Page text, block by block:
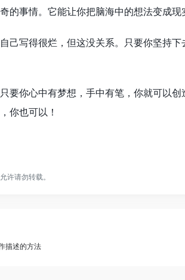
的事情。它能让你把脑海中的想法变成
己写得很烂，但这没关系。只要你坚持
要你心中有梦想，手中有笔，你就可以
你也可以！
许请勿转载。
描述的方法